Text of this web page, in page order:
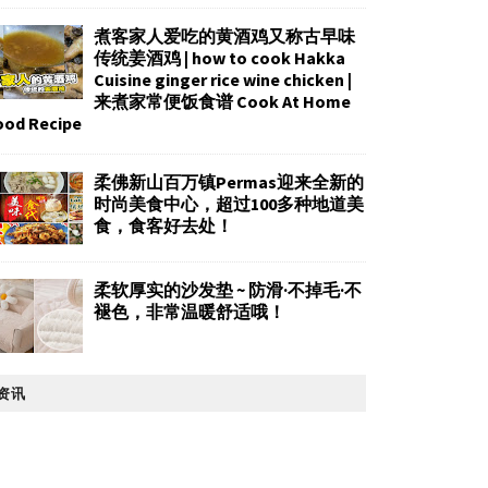
煮客家人爱吃的黄酒鸡又称古早味
传统姜酒鸡 | how to cook Hakka
Cuisine ginger rice wine chicken |
来煮家常便饭食谱 Cook At Home
Recipe
柔佛新山百万镇Permas迎来全新的
时尚美食中心，超过100多种地道美
食，食客好去处！
柔软厚实的沙发垫 ~ 防滑·不掉毛·不
褪色，非常温暖舒适哦！
讯